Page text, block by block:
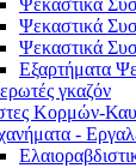
Ψεκαστικά
Ψεκαστικά
Ψεκαστικά
Εξαρτήματα
γκαζόν
Κορμών-
-